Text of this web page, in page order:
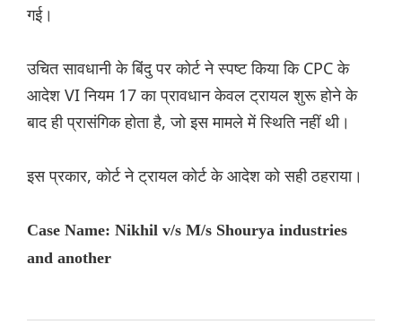
गई।
उचित सावधानी के बिंदु पर कोर्ट ने स्पष्ट किया कि CPC के
आदेश VI नियम 17 का प्रावधान केवल ट्रायल शुरू होने के
बाद ही प्रासंगिक होता है, जो इस मामले में स्थिति नहीं थी।
इस प्रकार, कोर्ट ने ट्रायल कोर्ट के आदेश को सही ठहराया।
Case Name: Nikhil v/s M/s Shourya industries
and another